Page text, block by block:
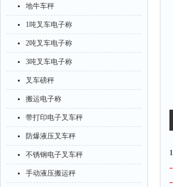
地牛车秤
1吨叉车电子称
2吨叉车电子称
3吨叉车电子称
叉车磅秤
搬运电子称
带打印电子叉车秤
防爆液压叉车秤
不锈钢电子叉车秤
手动液压搬运秤